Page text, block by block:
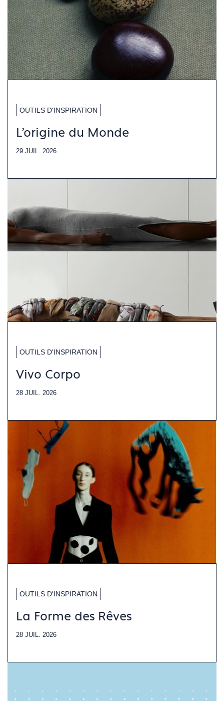
OUTILS D'INSPIRATION
L'origine du Monde
29 JUIL. 2026
OUTILS D'INSPIRATION
Vivo Corpo
28 JUIL. 2026
OUTILS D'INSPIRATION
La Forme des Rêves
28 JUIL. 2026